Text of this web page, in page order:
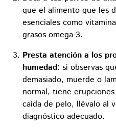
que el alimento que les
esenciales como
grasos omega-3.
Presta atención a los
humedad: si observas
demasiado, muerde o
normal, tiene
caída de pelo, llévalo al
diagnóstico adecuado.